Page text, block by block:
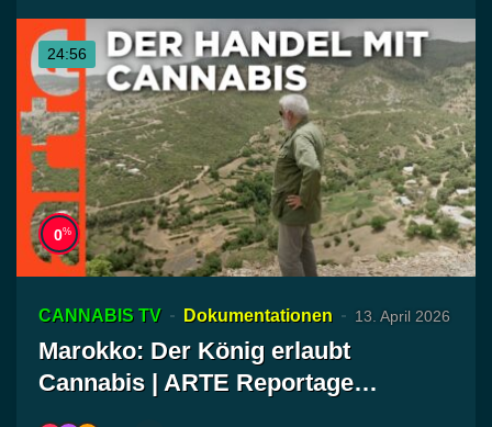
24:56
0%
CANNABIS TV Dokumentationen 13. April 2026
Marokko: Der König erlaubt
Cannabis | ARTE Reportage